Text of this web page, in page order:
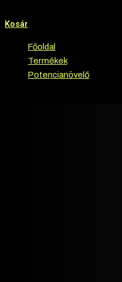
Kosár
Főoldal
Termékek
Potencianövelő